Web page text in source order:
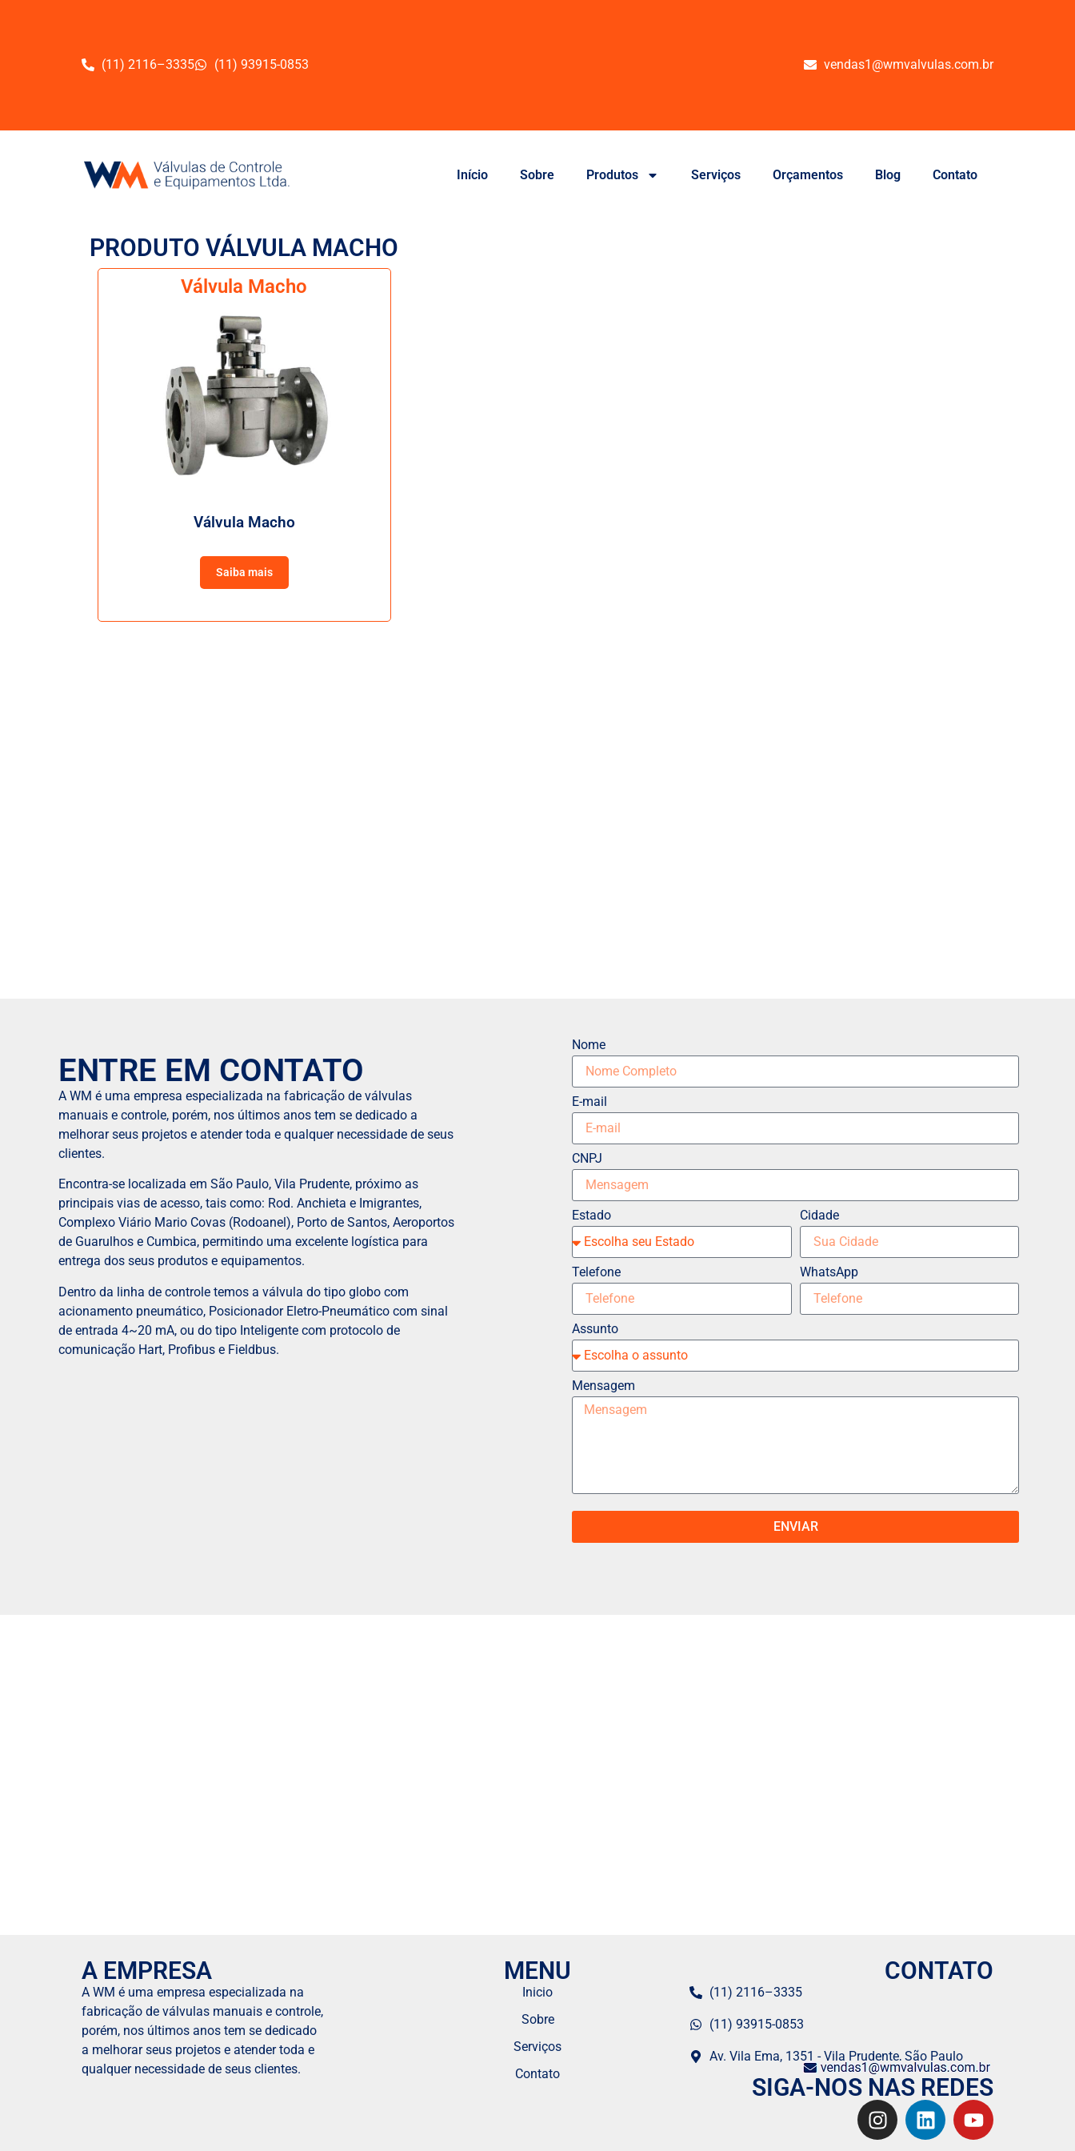
(11) 2116–3335 (11) 93915-0853 vendas1@wmvalvulas.com.br
Início Sobre Produtos Serviços Orçamentos Blog Contato
PRODUTO VÁLVULA MACHO
Válvula Macho
Válvula Macho
Saiba mais
ENTRE EM CONTATO
A WM é uma empresa especializada na fabricação de válvulas
manuais e controle, porém, nos últimos anos tem se dedicado a
melhorar seus projetos e atender toda e qualquer necessidade de seus
clientes.
Encontra-se localizada em São Paulo, Vila Prudente, próximo as
principais vias de acesso, tais como: Rod. Anchieta e Imigrantes,
Complexo Viário Mario Covas (Rodoanel), Porto de Santos, Aeroportos
de Guarulhos e Cumbica, permitindo uma excelente logística para
entrega dos seus produtos e equipamentos.
Dentro da linha de controle temos a válvula do tipo globo com
acionamento pneumático, Posicionador Eletro-Pneumático com sinal
de entrada 4~20 mA, ou do tipo Inteligente com protocolo de
comunicação Hart, Profibus e Fieldbus.
Nome
E-mail
CNPJ
Estado Cidade
Telefone WhatsApp
Assunto
Mensagem
ENVIAR
A EMPRESA
A WM é uma empresa especializada na
fabricação de válvulas manuais e controle,
porém, nos últimos anos tem se dedicado
a melhorar seus projetos e atender toda e
qualquer necessidade de seus clientes.
MENU
Inicio
Sobre
Serviços
Contato
CONTATO
(11) 2116–3335
(11) 93915-0853
Av. Vila Ema, 1351 - Vila Prudente, São Paulo
SIGA-NOS NAS REDES